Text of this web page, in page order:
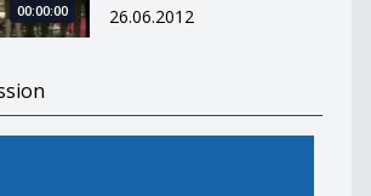
00:00:00
26.06.2012